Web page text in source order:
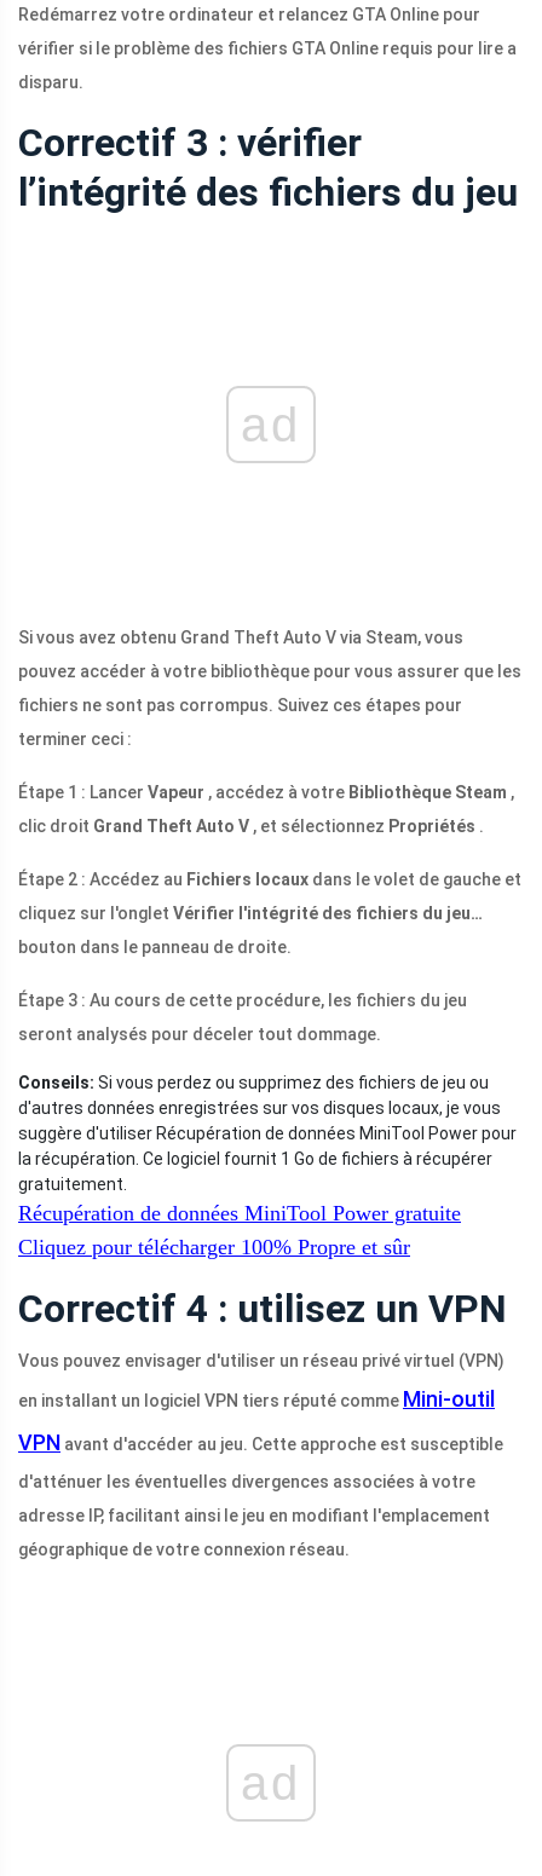
Redémarrez votre ordinateur et relancez GTA Online pour
vérifier si le problème des fichiers GTA Online requis pour lire a
disparu.
Correctif 3 : vérifier
l’intégrité des fichiers du jeu
ad
Si vous avez obtenu Grand Theft Auto V via Steam, vous
pouvez accéder à votre bibliothèque pour vous assurer que les
fichiers ne sont pas corrompus. Suivez ces étapes pour
terminer ceci :
Étape 1 : Lancer Vapeur , accédez à votre Bibliothèque Steam ,
clic droit Grand Theft Auto V , et sélectionnez Propriétés .
Étape 2 : Accédez au Fichiers locaux dans le volet de gauche et
cliquez sur l'onglet Vérifier l'intégrité des fichiers du jeu…
bouton dans le panneau de droite.
Étape 3 : Au cours de cette procédure, les fichiers du jeu
seront analysés pour déceler tout dommage.
Conseils: Si vous perdez ou supprimez des fichiers de jeu ou
d'autres données enregistrées sur vos disques locaux, je vous
suggère d'utiliser Récupération de données MiniTool Power pour
la récupération. Ce logiciel fournit 1 Go de fichiers à récupérer
gratuitement.
Récupération de données MiniTool Power gratuite
Cliquez pour télécharger 100% Propre et sûr
Correctif 4 : utilisez un VPN
Vous pouvez envisager d'utiliser un réseau privé virtuel (VPN)
en installant un logiciel VPN tiers réputé comme Mini-outil
VPN avant d'accéder au jeu. Cette approche est susceptible
d'atténuer les éventuelles divergences associées à votre
adresse IP, facilitant ainsi le jeu en modifiant l'emplacement
géographique de votre connexion réseau.
ad